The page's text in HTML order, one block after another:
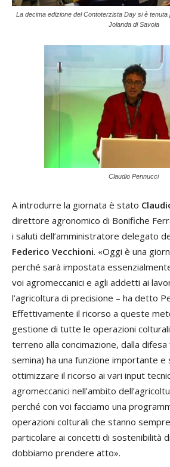
La decima edizione del Contoterzista Day si è
Jolanda di Savoia
Claudio Pennucci
A introdurre la giornata è stato
direttore agronomico di Bonifiche
i saluti dell’amministratore delegato
Federico Vecchioni. «Oggi è una
perché sarà impostata
voi agromeccanici e agli addetti ai
l’agricoltura di precisione – ha detto
Effettivamente il ricorso a queste
gestione di tutte le operazioni
terreno alla concimazione, dalla
semina) ha una funzione importante
ottimizzare il ricorso ai vari input
agromeccanici nell’ambito
perché con voi facciamo una
operazioni colturali che stanno
particolare ai concetti di sostenibilità
dobbiamo prendere atto».